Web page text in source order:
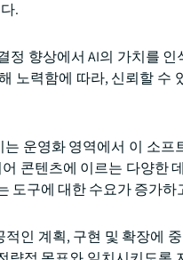
.
향상에서 AI의 가치를
노력함에 따라, 신뢰할 수
운영화 영역에서 이 소
콘텐츠에 이르는 다양한
도구에 대한 수요가 증가하
인 계획, 구현 및 확장에